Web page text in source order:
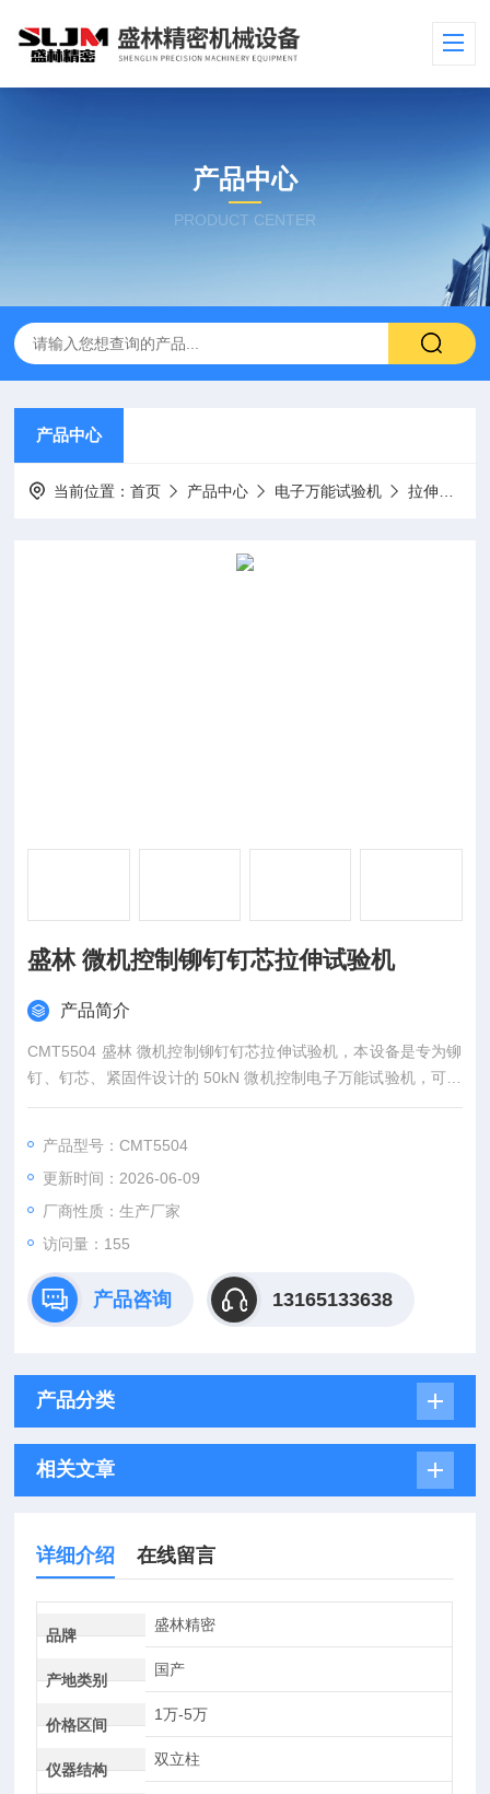
产品中心
PRODUCT CENTER
产品中心
当前位置：首页 产品中心 电子万能试验机 拉伸强度试验机
盛林 微机控制铆钉钉芯拉伸试验机
产品简介
CMT5504 盛林 微机控制铆钉钉芯拉伸试验机，本设备是专为铆
钉、钉芯、紧固件设计的 50kN 微机控制电子万能试验机，可精
准完成铆钉钉芯的拉断力、抗拉力、屈服强度等力学性能测试，
不均的问题，广泛用于铆钉生产企业、汽车零部件厂及第三方检
测机构的质量管控与合规检测。
产品型号：CMT5504
更新时间：2026-06-09
厂商性质：生产厂家
访问量：155
产品咨询 13165133638
产品分类
相关文章
详细介绍 在线留言
品牌
盛林精密
产地类别
国产
价格区间
1万-5万
仪器结构
双立柱